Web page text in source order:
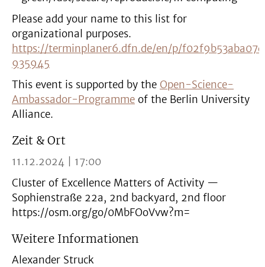
Please add your name to this list for
organizational purposes.
https://terminplaner6.dfn.de/en/p/
935945
This event is supported by the Open-Science-
Ambassador-Programme of the Berlin University
Alliance.
Zeit & Ort
11.12.2024 | 17:00
Cluster of Excellence Matters of Activity —
Sophienstraße 22a, 2nd backyard, 2nd floor
https://osm.org/go/0MbFOoVvw?m=
Weitere Informationen
Alexander Struck